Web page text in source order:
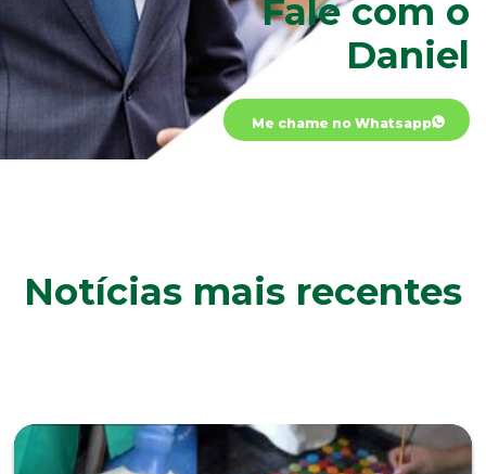
Fale com o
Daniel
Me chame no Whatsapp
Notícias mais recentes